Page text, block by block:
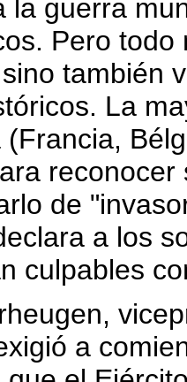
la guerra
Pero
también
La
(Francia,
de
a los
culpables
a